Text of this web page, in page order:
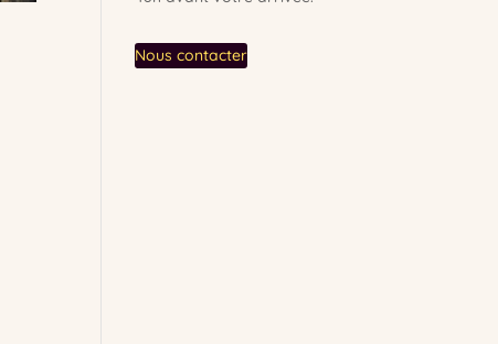
Nous contacter